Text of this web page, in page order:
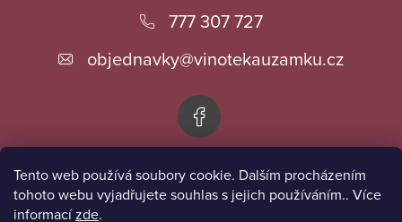
Tento web používá soubory cookie. Dalším procházením
tohoto webu vyjadřujete souhlas s jejich používáním.. Více
informacízde.
777 307 727
objednavky@vinotekauzamku.cz
Informace pro vás